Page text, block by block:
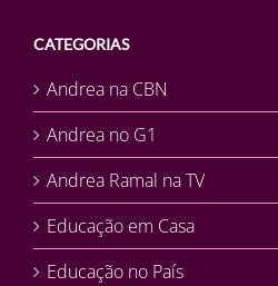
CATEGORIAS
Andrea na CBN
Andrea no G1
Andrea Ramal na TV
Educação em Casa
Educação no País